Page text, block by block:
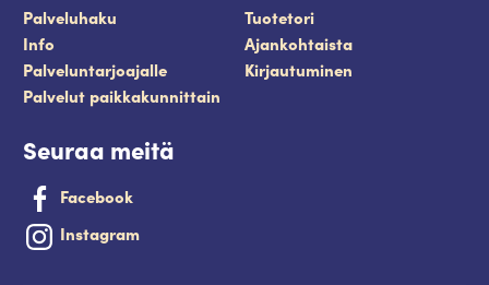
Palveluhaku
Tuotetori
Info
Ajankohtaista
Palveluntarjoajalle
Kirjautuminen
Palvelut paikkakunnittain
Seuraa meitä
Facebook
Instagram